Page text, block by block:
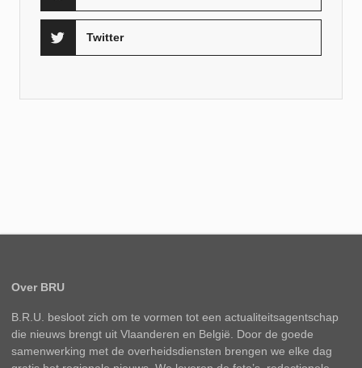
Twitter
Over BRU
B.R.U. besloot zich om te vormen tot een actualiteitsagentschap
die nieuws brengt uit Vlaanderen en België. Door de goede
samenwerking met de overheidsdiensten brengen we elke dag